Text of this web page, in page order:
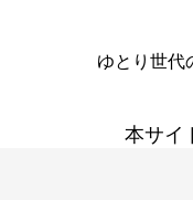
ゆとり世代
本サイ